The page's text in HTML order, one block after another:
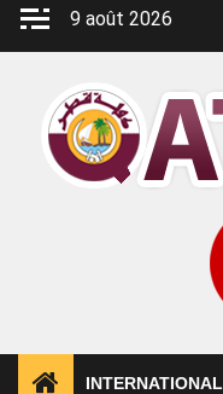
Aller
9 août 2026
INTERNATIONAL